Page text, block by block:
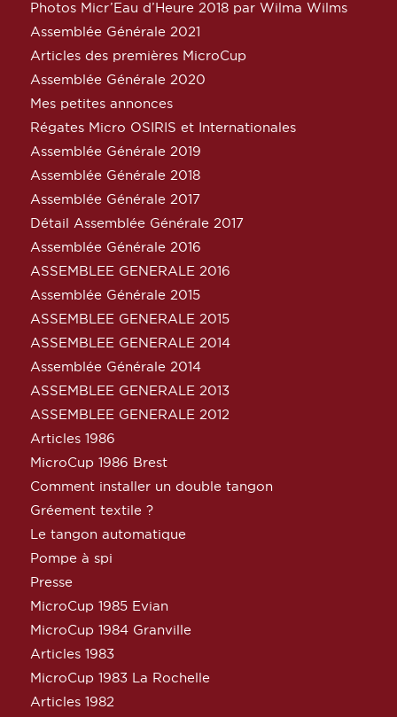
Photos Micr’Eau d’Heure 2018 par Wilma Wilms
Assemblée Générale 2021
Articles des premières MicroCup
Assemblée Générale 2020
Mes petites annonces
Régates Micro OSIRIS et Internationales
Assemblée Générale 2019
Assemblée Générale 2018
Assemblée Générale 2017
Détail Assemblée Générale 2017
Assemblée Générale 2016
ASSEMBLEE GENERALE 2016
Assemblée Générale 2015
ASSEMBLEE GENERALE 2015
ASSEMBLEE GENERALE 2014
Assemblée Générale 2014
ASSEMBLEE GENERALE 2013
ASSEMBLEE GENERALE 2012
Articles 1986
MicroCup 1986 Brest
Comment installer un double tangon
Gréement textile ?
Le tangon automatique
Pompe à spi
Presse
MicroCup 1985 Evian
MicroCup 1984 Granville
Articles 1983
MicroCup 1983 La Rochelle
Articles 1982